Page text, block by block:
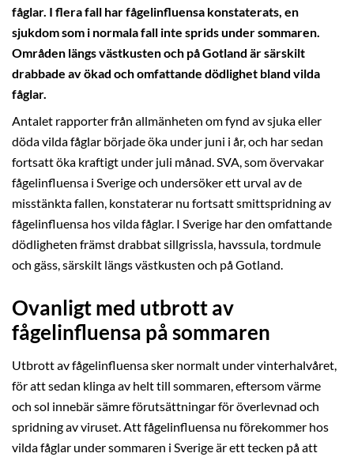
fåglar. I flera fall har fågelinfluensa konstaterats, en
sjukdom som i normala fall inte sprids under sommaren.
Områden längs västkusten och på Gotland är särskilt
drabbade av ökad och omfattande dödlighet bland vilda
fåglar.
Antalet rapporter från allmänheten om fynd av sjuka eller
döda vilda fåglar började öka under juni i år, och har sedan
fortsatt öka kraftigt under juli månad. SVA, som övervakar
fågelinfluensa i Sverige och undersöker ett urval av de
misstänkta fallen, konstaterar nu fortsatt smittspridning av
fågelinfluensa hos vilda fåglar. I Sverige har den omfattande
dödligheten främst drabbat sillgrissla, havssula, tordmule
och gäss, särskilt längs västkusten och på Gotland.
Ovanligt med utbrott av
fågelinfluensa på sommaren
Utbrott av fågelinfluensa sker normalt under vinterhalvåret,
för att sedan klinga av helt till sommaren, eftersom värme
och sol innebär sämre förutsättningar för överlevnad och
spridning av viruset. Att fågelinfluensa nu förekommer hos
vilda fåglar under sommaren i Sverige är ett tecken på att